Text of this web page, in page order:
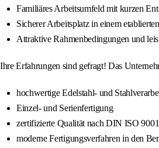
Familiäres Arbeitsumfeld mit kurzen
Sicherer Arbeitsplatz in einem
Attraktive Rahmenbedingungen und
Ihre Erfahrungen sind gefragt! Das
hochwertige Edelstahl- und
Einzel- und Serienfertigung
zertifizierte Qualität nach DIN ISO
moderne Fertigungsverfahren in den